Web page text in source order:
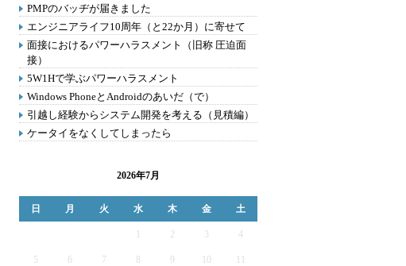
PMPのバッヂが届きました
エンジニアライフ10周年（と22か月）に寄せて
面接におけるパワーハラスメント（旧称 圧迫面
接）
5W1Hで学ぶパワーハラスメント
Windows PhoneとAndroidのあいだ（で）
引越し経験からシステム開発を考える（見積編）
ケータイをなくしてしまったら
2026年7月
日 月 火 水 木 金 土
2 3 4
5 6 7 9